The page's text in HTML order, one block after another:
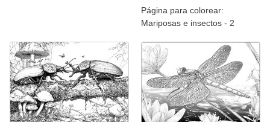
Página para colorear:
Mariposas e insectos - 2